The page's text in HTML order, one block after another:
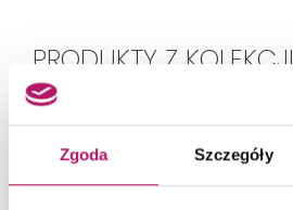
Zgoda Szczegóły
PRODUKTY Z KOLEKCJI